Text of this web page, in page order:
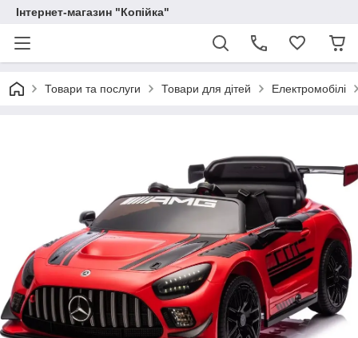
Інтернет-магазин "Копійка"
Товари та послуги Товари для дітей Електромобілі